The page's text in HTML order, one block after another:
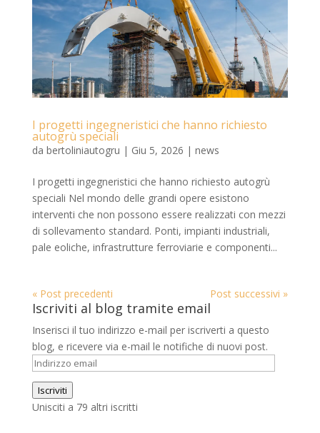
I progetti ingegneristici che hanno richiesto
autogrù speciali
da bertoliniautogru | Giu 5, 2026 | news
I progetti ingegneristici che hanno richiesto autogrù
speciali Nel mondo delle grandi opere esistono
interventi che non possono essere realizzati con mezzi
di sollevamento standard. Ponti, impianti industriali,
pale eoliche, infrastrutture ferroviarie e componenti...
« Post precedenti Post successivi »
Iscriviti al blog tramite email
Inserisci il tuo indirizzo e-mail per iscriverti a questo
blog, e ricevere via e-mail le notifiche di nuovi post.
Indirizzo
email
Iscriviti
Unisciti a 79 altri iscritti